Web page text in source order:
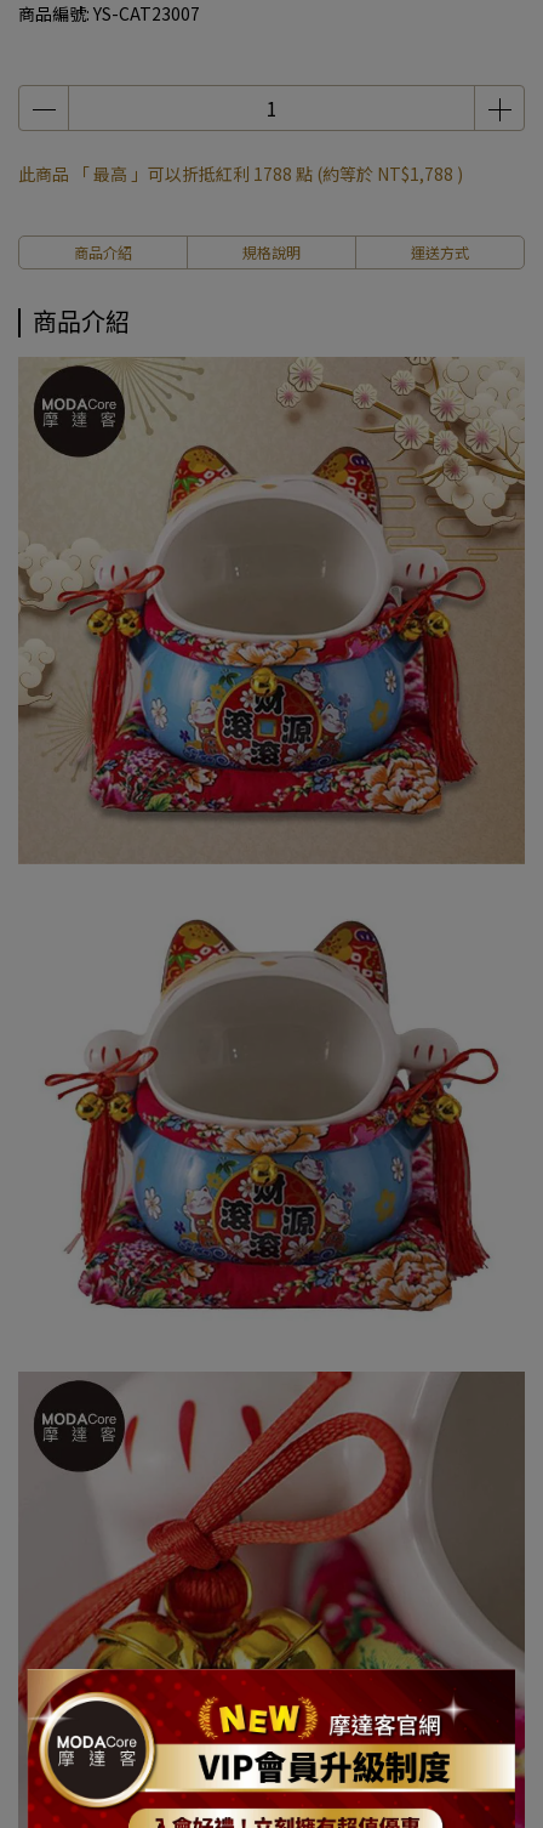
商品編號: YS-CAT23007
此商品 「 最高 」可以折抵紅利 1788 點 (約等於 NT$1,788 )
商品介紹 規格說明 運送方式
商品介紹